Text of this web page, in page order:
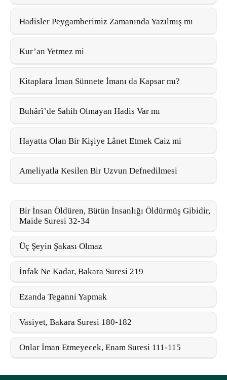
Hadisler Peygamberimiz Zamanında Yazılmış mı
Kur’an Yetmez mi
Kitaplara İman Sünnete İmanı da Kapsar mı?
Buhârî’de Sahih Olmayan Hadis Var mı
Hayatta Olan Bir Kişiye Lânet Etmek Caiz mi
Ameliyatla Kesilen Bir Uzvun Defnedilmesi
Bir İnsan Öldüren, Bütün İnsanlığı Öldürmüş Gibidir,
Maide Suresi 32-34
Üç Şeyin Şakası Olmaz
İnfak Ne Kadar, Bakara Suresi 219
Ezanda Teganni Yapmak
Vasiyet, Bakara Suresi 180-182
Onlar İman Etmeyecek, Enam Suresi 111-115